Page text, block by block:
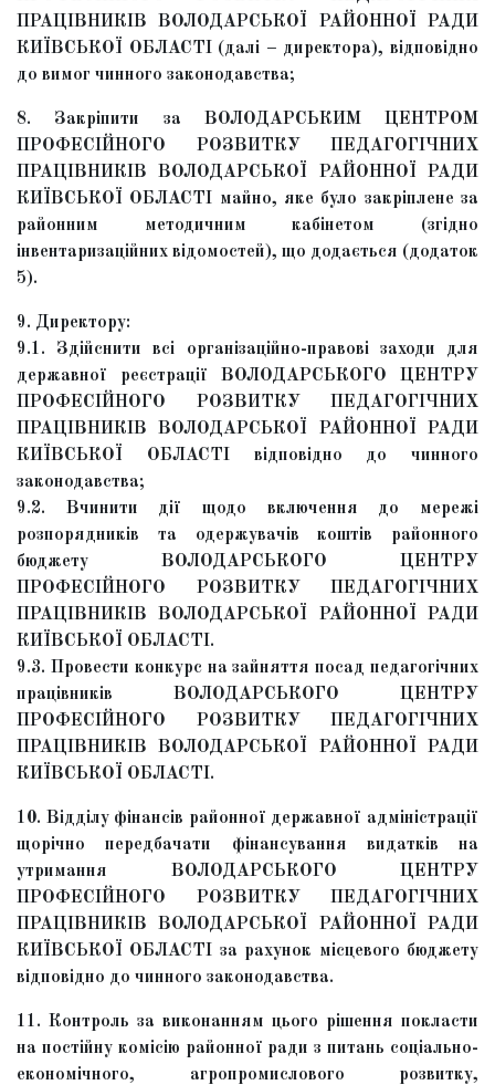
ПРАЦІВНИКІВ ВОЛОДАРСЬКОЇ РАЙОННОЇ РАДИ
КИЇВСЬКОЇ ОБЛАСТІ (далі – директора), відповідно
до вимог чинного законодавства;
8. Закріпити за ВОЛОДАРСЬКИМ ЦЕНТРОМ
ПРОФЕСІЙНОГО РОЗВИТКУ ПЕДАГОГІЧНИХ
ПРАЦІВНИКІВ ВОЛОДАРСЬКОЇ РАЙОННОЇ РАДИ
КИЇВСЬКОЇ ОБЛАСТІ майно, яке було закріплене за
районним методичним кабінетом (згідно
інвентаризаційних відомостей), що додається (додаток
5).
9. Директору:
9.1. Здійснити всі організаційно-правові заходи для
державної реєстрації ВОЛОДАРСЬКОГО ЦЕНТРУ
ПРОФЕСІЙНОГО РОЗВИТКУ ПЕДАГОГІЧНИХ
ПРАЦІВНИКІВ ВОЛОДАРСЬКОЇ РАЙОННОЇ РАДИ
КИЇВСЬКОЇ ОБЛАСТІ відповідно до чинного
законодавства;
9.2. Вчинити дії щодо включення до мережі
розпорядників та одержувачів коштів районного
бюджету ВОЛОДАРСЬКОГО ЦЕНТРУ
ПРОФЕСІЙНОГО РОЗВИТКУ ПЕДАГОГІЧНИХ
ПРАЦІВНИКІВ ВОЛОДАРСЬКОЇ РАЙОННОЇ РАДИ
КИЇВСЬКОЇ ОБЛАСТІ.
9.3. Провести конкурс на зайняття посад педагогічних
працівників ВОЛОДАРСЬКОГО ЦЕНТРУ
ПРОФЕСІЙНОГО РОЗВИТКУ ПЕДАГОГІЧНИХ
ПРАЦІВНИКІВ ВОЛОДАРСЬКОЇ РАЙОННОЇ РАДИ
КИЇВСЬКОЇ ОБЛАСТІ.
10. Відділу фінансів районної державної адміністрації
щорічно передбачати фінансування видатків на
утримання ВОЛОДАРСЬКОГО ЦЕНТРУ
ПРОФЕСІЙНОГО РОЗВИТКУ ПЕДАГОГІЧНИХ
ПРАЦІВНИКІВ ВОЛОДАРСЬКОЇ РАЙОННОЇ РАДИ
КИЇВСЬКОЇ ОБЛАСТІ за рахунок місцевого бюджету
відповідно до чинного законодавства.
11. Контроль за виконанням цього рішення покласти
на постійну комісію районної ради з питань соціально-
економічного, агропромислового розвитку,